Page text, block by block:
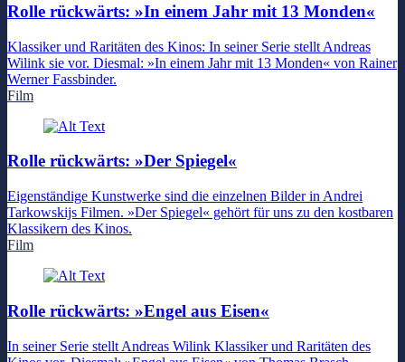
Rolle rückwärts: »In einem Jahr mit 13 Monden«
Klassiker und Raritäten des Kinos: In seiner Serie stellt Andreas
Wilink sie vor. Diesmal: »In einem Jahr mit 13 Monden« von Rainer
Werner Fassbinder.
Film
Rolle rückwärts: »Der Spiegel«
Eigenständige Kunstwerke sind die einzelnen Bilder in Andrei
Tarkowskijs Filmen. »Der Spiegel« gehört für uns zu den kostbaren
Klassikern des Kinos.
Film
Rolle rückwärts: »Engel aus Eisen«
In seiner Serie stellt Andreas Wilink Klassiker und Raritäten des